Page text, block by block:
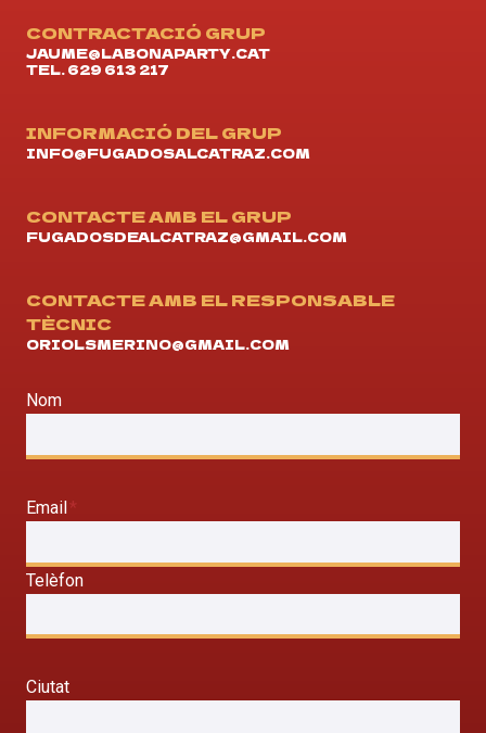
CONTRACTACIÓ GRUP
JAUME@LABONAPARTY.CAT
TEL. 629 613 217
INFORMACIÓ DEL GRUP
INFO@FUGADOSALCATRAZ.COM
CONTACTE AMB EL GRUP
FUGADOSDEALCATRAZ@GMAIL.COM
CONTACTE AMB EL RESPONSABLE
TÈCNIC
ORIOLSMERINO@GMAIL.COM
Nom
Email *
Telèfon
Ciutat